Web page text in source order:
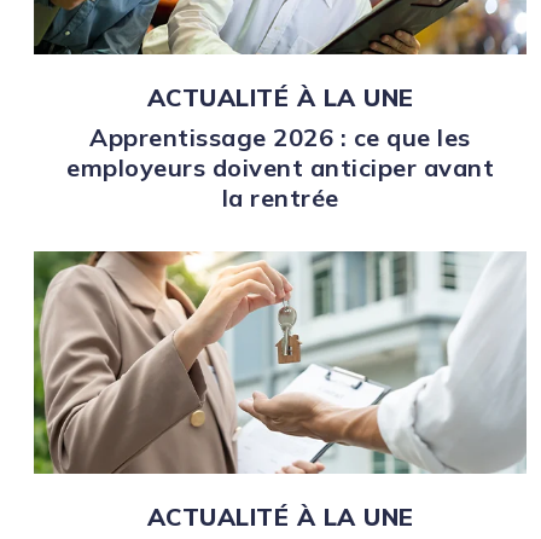
ACTUALITÉ À LA UNE
Apprentissage 2026 : ce que les
employeurs doivent anticiper avant
la rentrée
ACTUALITÉ À LA UNE